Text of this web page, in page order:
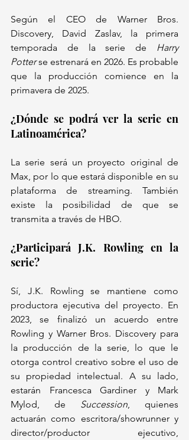
Según el CEO de Warner Bros.
Discovery, David Zaslav, la primera
temporada de la serie de
Harry
Potter se estrenará en 2026. Es probable
que la producción comience en la
primavera de 2025.
¿Dónde se podrá ver la serie en
Latinoamérica?
La serie será un proyecto original de
Max, por lo que estará disponible en su
plataforma de streaming. También
existe la posibilidad de que se
transmita a través de HBO.
¿Participará J.K. Rowling en la
serie?
Sí, J.K. Rowling se mantiene como
productora ejecutiva del proyecto. En
2023, se finalizó un acuerdo entre
Rowling y Warner Bros. Discovery para
la producción de la serie, lo que le
otorga control creativo sobre el uso de
su propiedad intelectual. A su lado,
estarán Francesca Gardiner y Mark
Mylod, de Succession , quienes
actuarán como escritora/showrunner y
director/productor ejecutivo,